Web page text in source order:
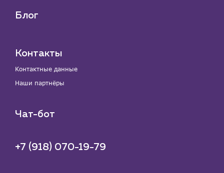
Блог
Контакты
Контактные данные
Наши партнёры
Чат-бот
+7 (918) 070-19-79